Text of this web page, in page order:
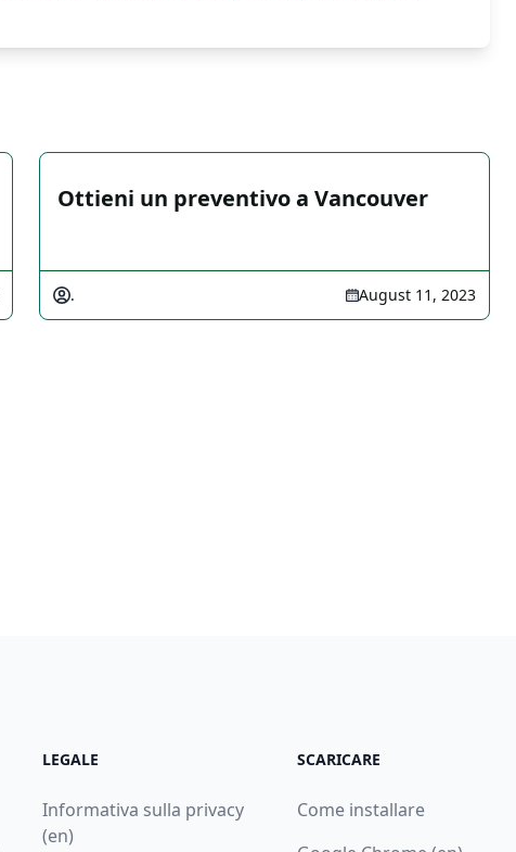
Ottieni un preventivo a Vancouver
. August 11, 2023
LEGALE
Informativa sulla privacy
(en)
SCARICARE
Come installare